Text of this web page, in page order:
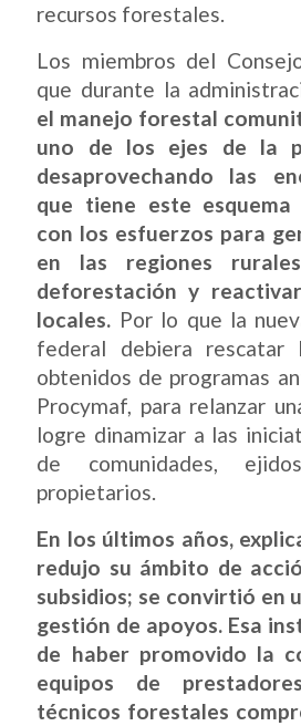
recursos forestales.
Los miembros del
que durante la
el manejo forestal
uno de los ejes de la
desaprovechando las
que tiene este
con los esfuerzos para
en las regiones
deforestación y
locales. Por lo que la
federal debiera rescatar
obtenidos de programas
Procymaf, para relanzar
logre dinamizar a las
de comunidades,
propietarios.
En los últimos años,
redujo su ámbito de
subsidios; se convirtió en
gestión de apoyos. Esa
de haber promovido la
equipos de
técnicos forestales